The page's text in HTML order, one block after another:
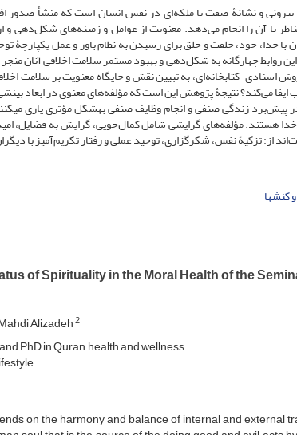
بیرونی و نشانۀ صفت یا ملکه‌ای در نفس انسان است که منشأ صدور
با آن را انجام می‌دهد. معنویت از عوامل و زمینه‌های شکل‌دهی و
با خدا، خود، خلقت و خلق برای رسیدن به نظام باور و عمل یکپارچۀ
چهارگانه به شکل‌دهی و بهبود مستمر سلامت اخلاقی آنان
کتابخانه‌ای، به تبیین نقش و جایگاه معنویت بر سلامت
می‌کند؟ نتیجۀ پژوهش این است که مؤلفه‌های معنوی در ابعاد
پیش‌برد زندگی صنفی و انجام وظایف صنفی به‏شکل مؤثری یاری
هستند. مؤلفه‌های گرایشی شامل کمال‌جویی، گرایش به فضایل،
تزکیۀ نفس، شکرگزاری، توحید عملی و رفتار تکریم‌آمیز با
کنش‏ها
of Spirituality in the Moral Health of the
Alizadeh2
PhD in Quran, health and wellness
on the harmony and balance of internal and external